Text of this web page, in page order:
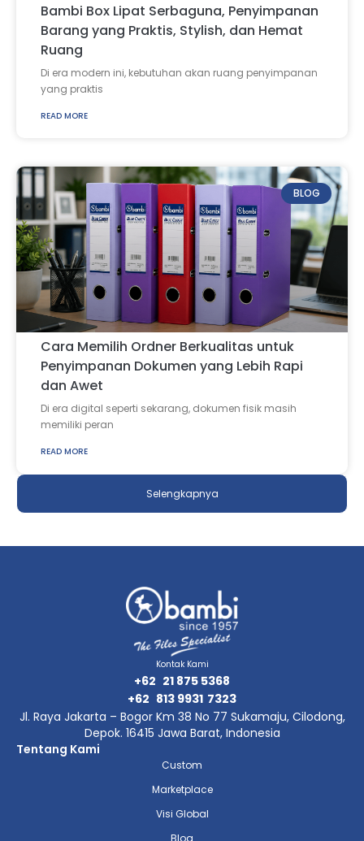
Bambi Box Lipat Serbaguna, Penyimpanan
Barang yang Praktis, Stylish, dan Hemat
Ruang
Di era modern ini, kebutuhan akan ruang penyimpanan
yang praktis
READ MORE
BLOG
Cara Memilih Ordner Berkualitas untuk
Penyimpanan Dokumen yang Lebih Rapi
dan Awet
Di era digital seperti sekarang, dokumen fisik masih
memiliki peran
READ MORE
Selengkapnya
Kontak Kami
+62 21 875 5368
+62 813 9931 7323
Jl. Raya Jakarta – Bogor Km 38 No 77 Sukamaju, Cilodong,
Depok. 16415 Jawa Barat, Indonesia
Tentang Kami
Custom
Marketplace
Visi Global
Blog